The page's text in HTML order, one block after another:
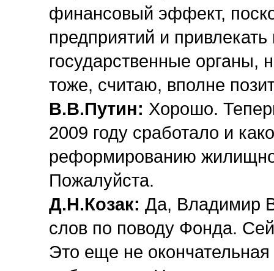
финансовый эффект,
предприятий и
государственные органы,
тоже, считаю, вполне
В.В.Путин: Хорошо.
2009 году сработало и
реформированию
Пожалуйста.
Д.Н.Козак: Да, Владимир
слов по поводу Фонда.
Это еще не